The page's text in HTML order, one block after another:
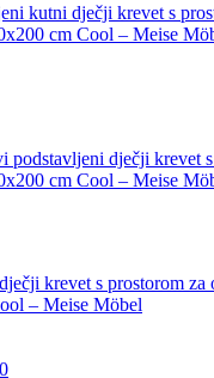
kutni dječji krevet s
cm Cool – Meise
podstavljeni dječji krevet
cm Cool – Meise
krevet s prostorom za
– Meise Möbel